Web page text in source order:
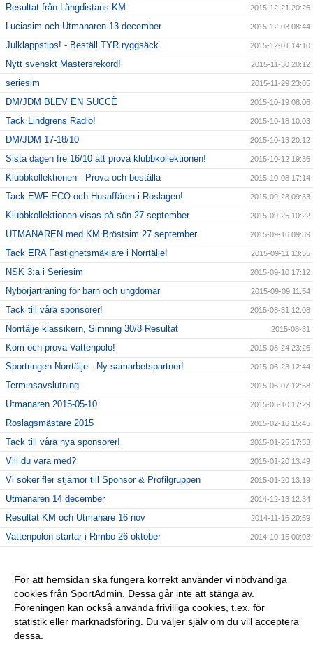
Resultat från Långdistans-KM 2015-12-21 20:26
Luciasim och Utmanaren 13 december 2015-12-03 08:44
Julklappstips! - Beställ TYR ryggsäck 2015-12-01 14:10
Nytt svenskt Mastersrekord! 2015-11-30 20:12
seriesim 2015-11-29 23:05
DM/JDM BLEV EN SUCCÈ 2015-10-19 08:06
Tack Lindgrens Radio! 2015-10-18 10:03
DM/JDM 17-18/10 2015-10-13 20:12
Sista dagen fre 16/10 att prova klubbkollektionen! 2015-10-12 19:36
Klubbkollektionen - Prova och beställa 2015-10-08 17:14
Tack EWF ECO och Husaffären i Roslagen! 2015-09-28 09:33
Klubbkollektionen visas på sön 27 september 2015-09-25 10:22
UTMANAREN med KM Bröstsim 27 september 2015-09-16 09:39
Tack ERA Fastighetsmäklare i Norrtälje! 2015-09-11 13:55
NSK 3:a i Seriesim 2015-09-10 17:12
Nybörjarträning för barn och ungdomar 2015-09-09 11:54
Tack till våra sponsorer! 2015-08-31 12:08
Norrtälje klassikern, Simning 30/8 Resultat 2015-08-31
Kom och prova Vattenpolo! 2015-08-24 23:26
Sportringen Norrtälje - Ny samarbetspartner! 2015-06-23 12:44
Terminsavslutning 2015-06-07 12:58
Utmanaren 2015-05-10 2015-05-10 17:29
Roslagsmästare 2015 2015-02-16 15:45
Tack till våra nya sponsorer! 2015-01-25 17:53
Vill du vara med? 2015-01-20 13:49
Vi söker fler stjärnor till Sponsor & Profilgruppen 2015-01-20 13:19
Utmanaren 14 december 2014-12-13 12:34
Resultat KM och Utmanare 16 nov 2014-11-16 20:59
Vattenpolon startar i Rimbo 26 oktober 2014-10-15 00:03
Nybörjarträning i Norrtälje! 2014-09-11 13:09
Vi startar Vattenpolo i höst i form av Poolkampen. 2014-09-11 13:08
Vuxencrawl i Rimbo! 2014-09-11 13:00
För att hemsidan ska fungera korrekt använder vi nödvändiga
cookies från SportAdmin. Dessa går inte att stänga av.
Föreningen kan också använda frivilliga cookies, t.ex. för
statistik eller marknadsföring. Du väljer själv om du vill acceptera
dessa.